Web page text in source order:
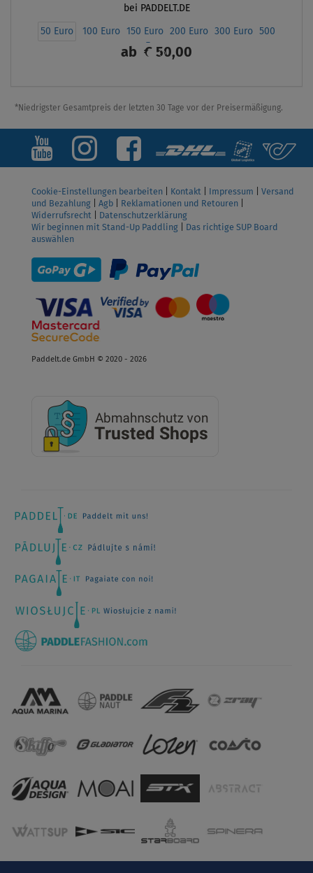
bei PADDELT.DE
50 Euro 100 Euro 150 Euro 200 Euro 300 Euro
500
Euro
ab € 50,00
*Niedrigster Gesamtpreis der letzten 30 Tage vor der Preisermäßigung.
Cookie-Einstellungen bearbeiten Kontakt Impressum
Versand
und Bezahlung
Agb Reklamationen und Retouren
Widerrufsrecht
Datenschutzerklärung
Wir beginnen mit Stand-Up Paddling
Das richtige SUP Board
auswählen
Paddelt.de GmbH © 2020 - 2026